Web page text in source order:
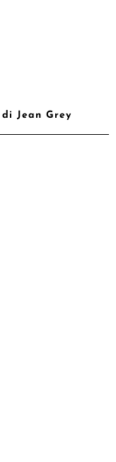
Jean Grey